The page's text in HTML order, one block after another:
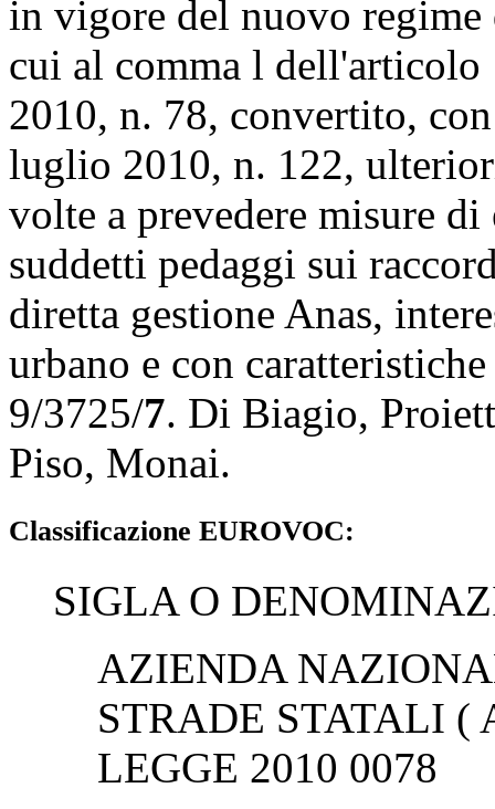
in vigore del nuovo
cui al comma l dell'articolo
2010, n. 78, convertito,
luglio 2010, n. 122,
volte a prevedere misure
suddetti pedaggi sui
diretta gestione Anas,
urbano e con
9/3725/7. Di Biagio,
Piso, Monai.
Classificazione EUROVOC:
SIGLA O
AZIENDA
STRADE STATALI (
LEGGE 2010 0078